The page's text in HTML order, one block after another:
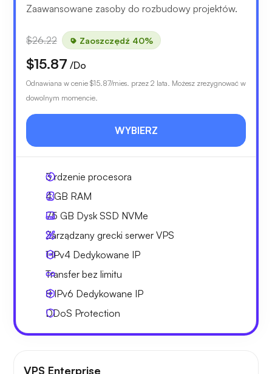
Zaawansowane zasoby do rozbudowy projektów.
$26.22 Zaoszczędź 40%
$15.87 /Do
Odnawiana w cenie $15.87/mies. przez 2 lata. Możesz zrezygnować w
dowolnym momencie.
WYBIERZ
3rdzenie procesora
4 GB RAM
75 GB Dysk SSD NVMe
Zarządzany grecki serwer VPS
1 IPv4 Dedykowane IP
Transfer bez limitu
8 IPv6 Dedykowane IP
DDoS Protection
VPS Enterprise